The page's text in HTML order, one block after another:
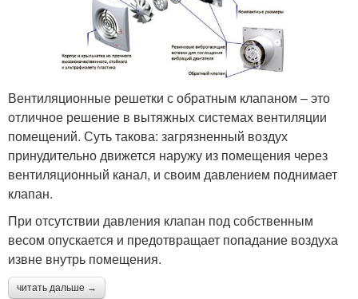
Вентиляционные решетки с обратным клапаном – это
отличное решение в вытяжных системах вентиляции
помещений. Суть такова: загрязненный воздух
принудительно движется наружу из помещения через
вентиляционный канал, и своим давлением поднимает
клапан.
При отсутствии давления клапан под собственным
весом опускается и предотвращает попадание воздуха
извне внутрь помещения.
читать дальше →